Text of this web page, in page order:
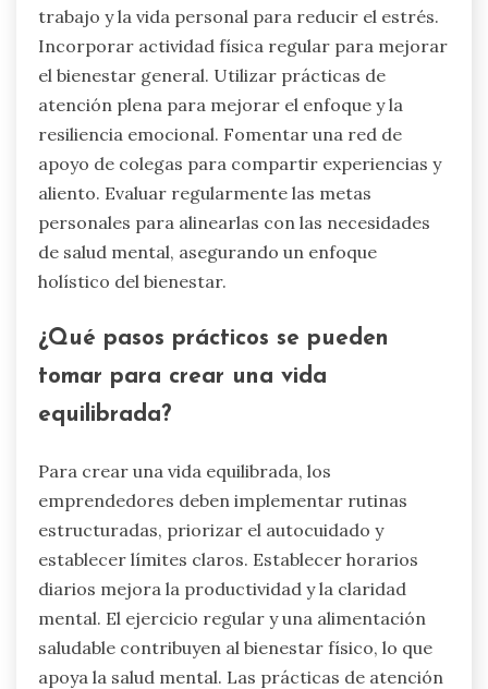
trabajo y la vida personal para reducir el estrés.
Incorporar actividad física regular para mejorar
el bienestar general. Utilizar prácticas de
atención plena para mejorar el enfoque y la
resiliencia emocional. Fomentar una red de
apoyo de colegas para compartir experiencias y
aliento. Evaluar regularmente las metas
personales para alinearlas con las necesidades
de salud mental, asegurando un enfoque
holístico del bienestar.
¿Qué pasos prácticos se pueden
tomar para crear una vida
equilibrada?
Para crear una vida equilibrada, los
emprendedores deben implementar rutinas
estructuradas, priorizar el autocuidado y
establecer límites claros. Establecer horarios
diarios mejora la productividad y la claridad
mental. El ejercicio regular y una alimentación
saludable contribuyen al bienestar físico, lo que
apoya la salud mental. Las prácticas de atención